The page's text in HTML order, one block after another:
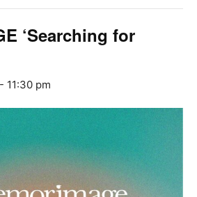
‘Searching for
- 11:30 pm